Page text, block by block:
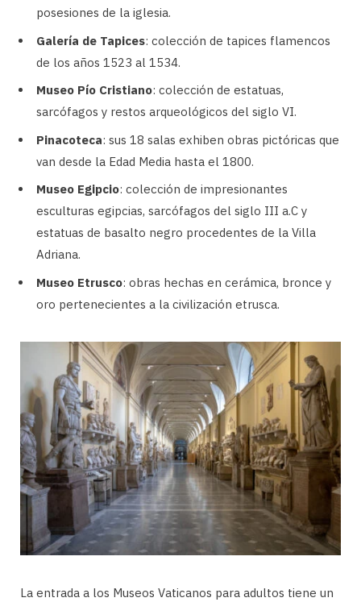
posesiones de la iglesia.
Galería de Tapices: colección de tapices flamencos
de los años 1523 al 1534.
Museo Pío Cristiano: colección de estatuas,
sarcófagos y restos arqueológicos del siglo VI.
Pinacoteca: sus 18 salas exhiben obras pictóricas que
van desde la Edad Media hasta el 1800.
Museo Egipcio: colección de impresionantes
esculturas egipcias, sarcófagos del siglo III a.C y
estatuas de basalto negro procedentes de la Villa
Adriana.
Museo Etrusco: obras hechas en cerámica, bronce y
oro pertenecientes a la civilización etrusca.
La entrada a los Museos Vaticanos para adultos tiene un